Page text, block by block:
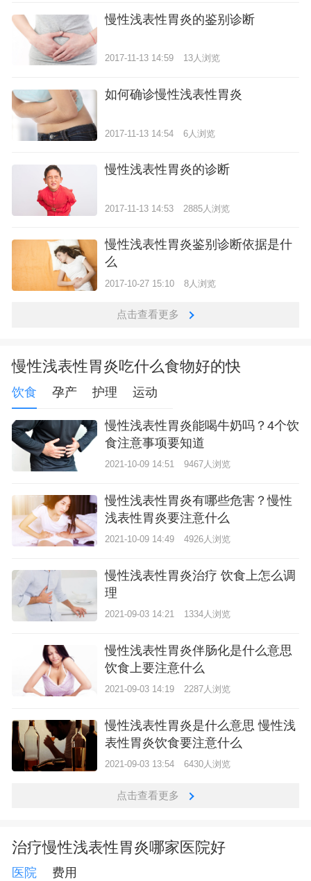
慢性浅表性胃炎的鉴别诊断
2017-11-13 14:59 13人浏览
如何确诊慢性浅表性胃炎
2017-11-13 14:54 6人浏览
慢性浅表性胃炎的诊断
2017-11-13 14:53 2885人浏览
慢性浅表性胃炎鉴别诊断依据是什
么
2017-10-27 15:10 8人浏览
点击查看更多
慢性浅表性胃炎吃什么食物好的快
饮食 孕产 护理 运动
慢性浅表性胃炎能喝牛奶吗？4个饮
食注意事项要知道
2021-10-09 14:51 9467人浏览
慢性浅表性胃炎有哪些危害？慢性
浅表性胃炎要注意什么
2021-10-09 14:49 4926人浏览
慢性浅表性胃炎治疗 饮食上怎么调
理
2021-09-03 14:21 1334人浏览
慢性浅表性胃炎伴肠化是什么意思
饮食上要注意什么
2021-09-03 14:19 2287人浏览
慢性浅表性胃炎是什么意思 慢性浅
表性胃炎饮食要注意什么
2021-09-03 13:54 6430人浏览
点击查看更多
治疗慢性浅表性胃炎哪家医院好
医院 费用